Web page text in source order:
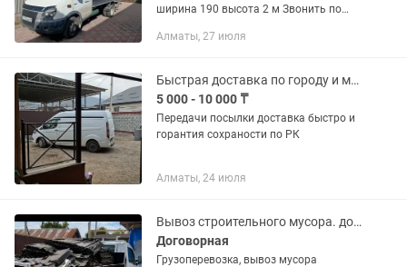
ширина 190 высота 2 м Звонить по
Алматы, 27 июля
Быстрая доставка по городу и межгород бусик холодильник
5 000 - 10 000 ₸
Передачи посылки доставка быстро и
горантия сохраности по РК
Алматы, 24 июля
Вывоз строительного мусора. доставка по городу
Договорная
Грузоперевозка, вывоз мусора